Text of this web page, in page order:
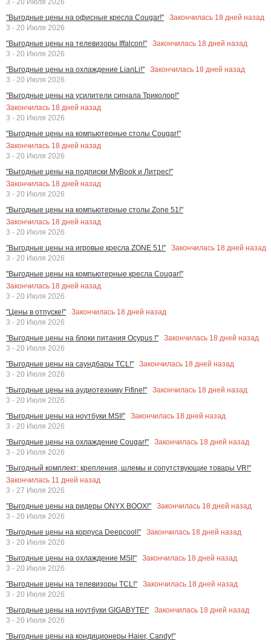
"Выгодные цены на офисные кресла Cougar!"
Закончилась 18 дней назад
3 - 20 Июля 2026
"Выгодные цены на телевизоры Iffalcon!"
Закончилась 18 дней назад
3 - 20 Июля 2026
"Выгодные цены на охлаждение LianLi!"
Закончилась 18 дней назад
3 - 20 Июля 2026
"Выгодные цены на усилители сигнала Триколор!"
Закончилась 18 дней назад
3 - 20 Июля 2026
"Выгодные цены на компьютерные столы Cougar!"
Закончилась 18 дней назад
3 - 20 Июля 2026
"Выгодные цены на подписки MyBook и Литрес!"
Закончилась 18 дней назад
3 - 20 Июля 2026
"Выгодные цены на компьютерные столы Zone 51!"
Закончилась 18 дней назад
3 - 20 Июля 2026
"Выгодные цены на игровые кресла ZONE 51!"
Закончилась 18 дней назад
3 - 20 Июля 2026
"Выгодные цены на компьютерные кресла Cougar!"
Закончилась 18 дней назад
3 - 20 Июля 2026
"Цены в отпуске!"
Закончилась 18 дней назад
3 - 20 Июля 2026
"Выгодные цены на блоки питания Ocypus !"
Закончилась 18 дней назад
3 - 20 Июля 2026
"Выгодные цены на саундбары TCL!"
Закончилась 18 дней назад
3 - 20 Июля 2026
"Выгодные цены на аудиотехнику Fifine!"
Закончилась 18 дней назад
3 - 20 Июля 2026
"Выгодные цены на ноутбуки MSI!"
Закончилась 18 дней назад
3 - 20 Июля 2026
"Выгодные цены на охлаждение Cougar!"
Закончилась 18 дней назад
3 - 20 Июля 2026
"Выгодный комплект: крепления, шлемы и сопутствующие товары VR!"
Закончилась 11 дней назад
3 - 27 Июля 2026
"Выгодные цены на ридеры ONYX BOOX!"
Закончилась 18 дней назад
3 - 20 Июля 2026
"Выгодные цены на корпуса Deepcool!"
Закончилась 18 дней назад
3 - 20 Июля 2026
"Выгодные цены на охлаждение MSI!"
Закончилась 18 дней назад
3 - 20 Июля 2026
"Выгодные цены на телевизоры TCL!"
Закончилась 18 дней назад
3 - 20 Июля 2026
"Выгодные цены на ноутбуки GIGABYTE!"
Закончилась 18 дней назад
3 - 20 Июля 2026
"Выгодные цены на кондиционеры Haier, Candy!"